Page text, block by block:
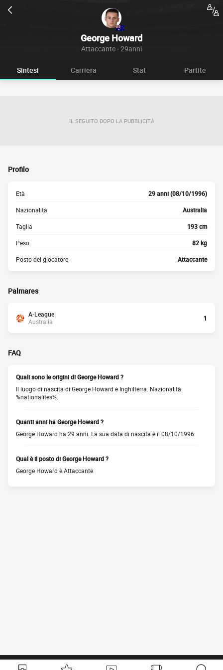
George Howard
Attaccante - 29anni
Sintesi Carriera Stat Partite
IL SEGUITO DOPO LA PUBBLICITÀ
Profilo
Età 29 anni (08/10/1996)
Nazionalità Australia
Taglia 193 cm
Peso 82 kg
Posto del giocatore Attaccante
Palmares
A-League
Australia
1
FAQ
Quali sono le origini di George Howard ?
Il luogo di nascita di George Howard è Inghilterra. Nazionalità:
%nationalites%.
Quanti anni ha George Howard ?
George Howard ha 29 anni. La sua data di nascita è il 08/10/1996.
Qual è il posto di George Howard ?
George Howard è Attaccante